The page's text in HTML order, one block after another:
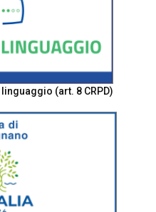
(art. 8 CRPD)